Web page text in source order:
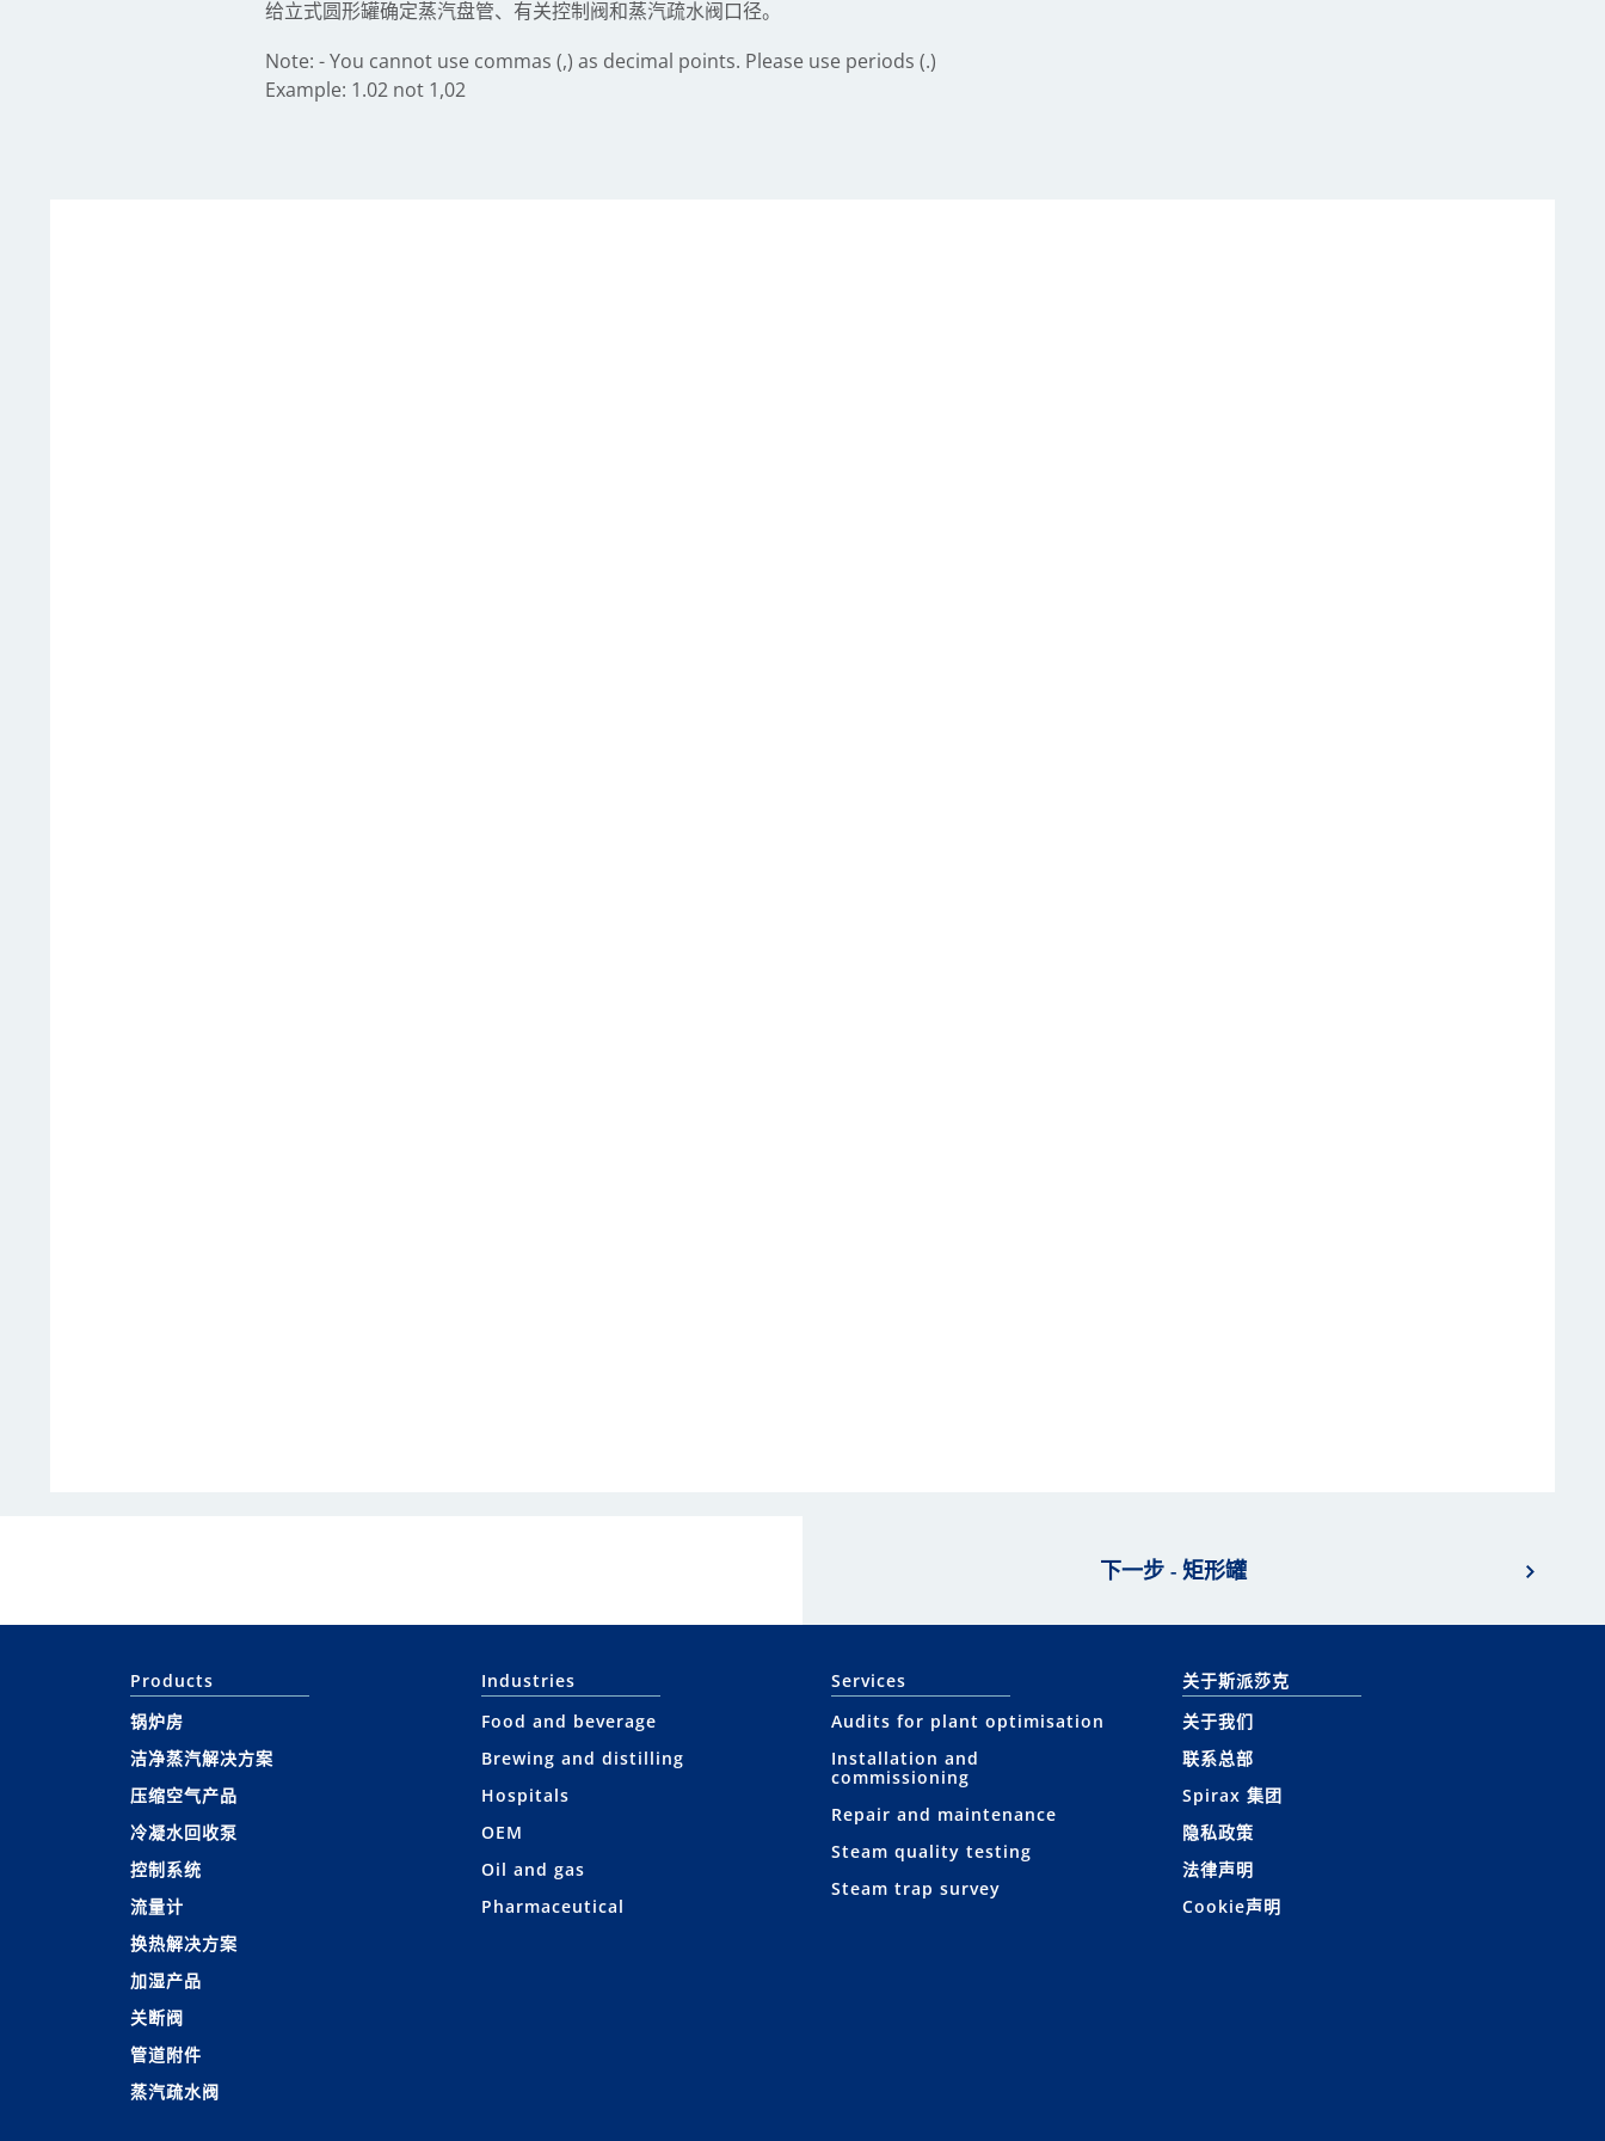
给立式圆形罐确定蒸汽盘管、有关控制阀和蒸汽疏水阀口径。
Note: - You cannot use commas (,) as decimal points. Please use periods (.)
Example: 1.02 not 1,02
下一步 - 矩形罐
Products
锅炉房
洁净蒸汽解决方案
压缩空气产品
冷凝水回收泵
控制系统
流量计
换热解决方案
加湿产品
关断阀
管道附件
蒸汽疏水阀
Industries
Food and beverage
Brewing and distilling
Hospitals
OEM
Oil and gas
Pharmaceutical
Services
Audits for plant optimisation
Installation and
commissioning
Repair and maintenance
Steam quality testing
Steam trap survey
关于斯派莎克
关于我们
联系总部
Spirax 集团
隐私政策
法律声明
Cookie声明